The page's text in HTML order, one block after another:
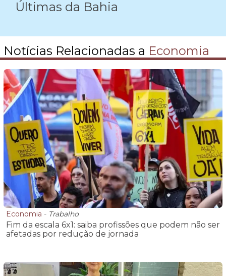
Últimas da Bahia
Notícias Relacionadas a Economia
Economia - Trabalho
Fim da escala 6x1: saiba profissões que podem não ser
afetadas por redução de jornada